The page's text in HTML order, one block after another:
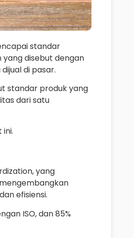
standar
disebut dengan
di pasar.
standar produk yang
dari satu
yang
efisiensi.
ISO, dan 85%